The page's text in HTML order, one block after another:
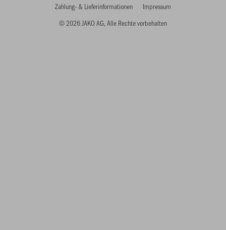
© 2026 JAKO AG, Alle Rechte vorbehalten
Zahlung- & Lieferinformationen
Impressum